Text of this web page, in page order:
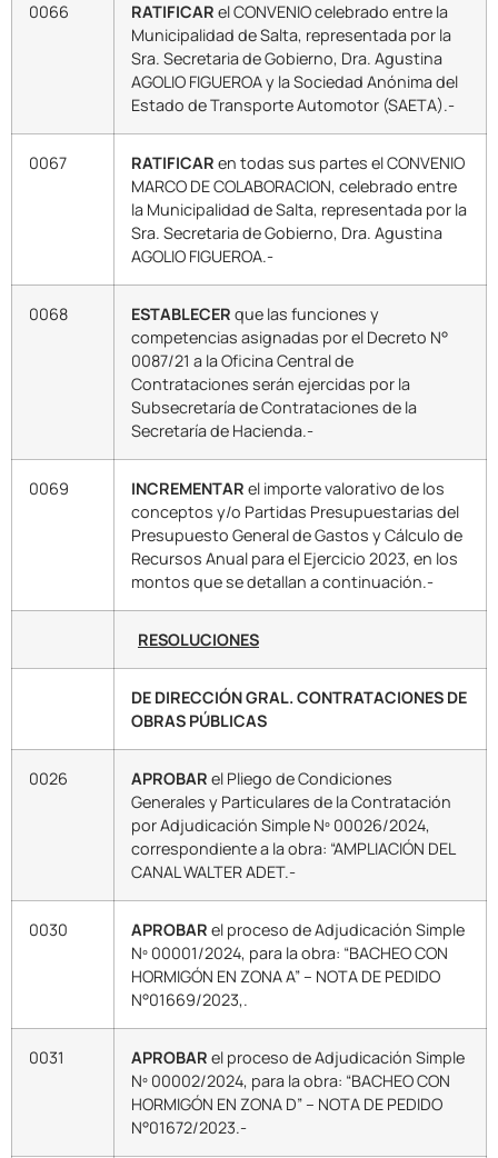
0066 RATIFICAR el CONVENIO celebrado entre la
Municipalidad de Salta, representada por la
Sra. Secretaria de Gobierno, Dra. Agustina
AGOLIO FIGUEROA y la Sociedad Anónima del
Estado de Transporte Automotor (SAETA).-
0067 RATIFICAR en todas sus partes el CONVENIO
MARCO DE COLABORACION, celebrado entre
la Municipalidad de Salta, representada por la
Sra. Secretaria de Gobierno, Dra. Agustina
AGOLIO FIGUEROA.-
0068 ESTABLECER que las funciones y
competencias asignadas por el Decreto N°
0087/21 a la Oficina Central de
Contrataciones serán ejercidas por la
Subsecretaría de Contrataciones de la
Secretaría de Hacienda.-
0069 INCREMENTAR el importe valorativo de los
conceptos y/o Partidas Presupuestarias del
Presupuesto General de Gastos y Cálculo de
Recursos Anual para el Ejercicio 2023, en los
montos que se detallan a continuación.-
RESOLUCIONES
DE DIRECCIÓN GRAL. CONTRATACIONES DE
OBRAS PÚBLICAS
0026 APROBAR el Pliego de Condiciones
Generales y Particulares de la Contratación
por Adjudicación Simple Nº 00026/2024,
correspondiente a la obra: “AMPLIACIÓN DEL
CANAL WALTER ADET.-
0030 APROBAR el proceso de Adjudicación Simple
Nº 00001/2024, para la obra: “BACHEO CON
HORMIGÓN EN ZONA A” – NOTA DE PEDIDO
N°01669/2023,.
0031 APROBAR el proceso de Adjudicación Simple
Nº 00002/2024, para la obra: “BACHEO CON
HORMIGÓN EN ZONA D” – NOTA DE PEDIDO
N°01672/2023.-